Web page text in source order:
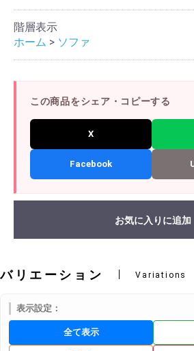
階層表示
ホーム > ソファ
この商品をシェア・コピーする
X
Facebook
お気に入りに追加
バリエーション Variations
表示設定：
全て表示